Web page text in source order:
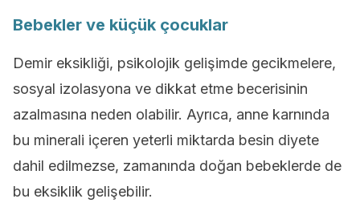
Bebekler ve küçük çocuklar
Demir eksikliği, psikolojik gelişimde gecikmelere,
sosyal izolasyona ve dikkat etme becerisinin
azalmasına neden olabilir. Ayrıca, anne karnında
bu minerali içeren yeterli miktarda besin diyete
dahil edilmezse, zamanında doğan bebeklerde de
bu eksiklik gelişebilir.